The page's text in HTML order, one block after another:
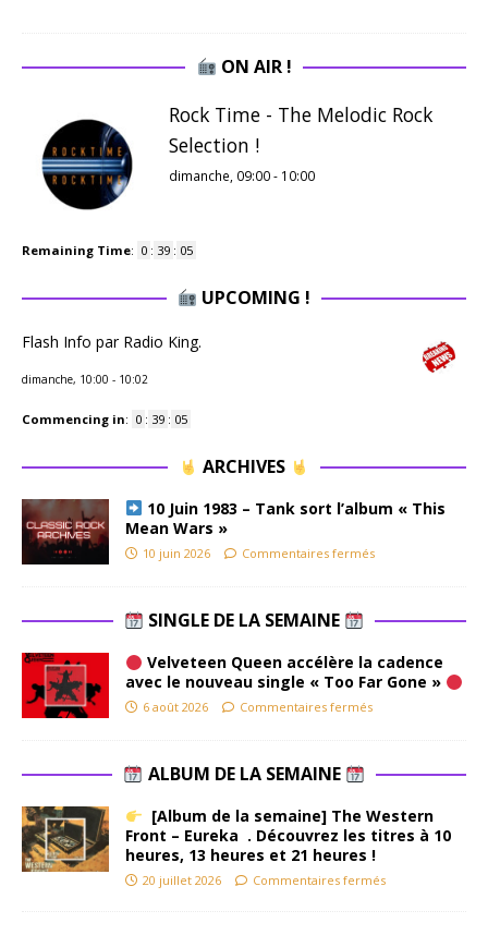
ON AIR !
Rock Time - The Melodic Rock
Selection !
dimanche, 09:00- 10:00
Remaining Time: 0 : 39 : 04
UPCOMING !
Flash Info par Radio King.
dimanche, 10:00 - 10:02
Commencing in: 0 : 39 : 04
ARCHIVES
10 Juin 1983 – Tank sort l’album « This
Mean Wars »
10 juin 2026 Commentaires fermés
SINGLE DE LA SEMAINE
Velveteen Queen accélère la cadence
avec le nouveau single « Too Far Gone »
6 août 2026 Commentaires fermés
ALBUM DE LA SEMAINE
[Album de la semaine] The Western
Front – Eureka . Découvrez les titres à 10
heures, 13 heures et 21 heures !
20 juillet 2026 Commentaires fermés